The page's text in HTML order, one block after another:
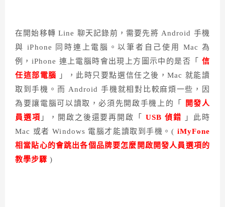
在開始移轉 Line 聊天記錄前，需要先將 Android 手機
與 iPhone 同時連上電腦。以筆者自己使用 Mac 為
例，iPhone 連上電腦時會出現上方圖示中的是否「 信
任這部電腦
」，此時只要點選信任之後，Mac 就能讀
取到手機。而 Android 手機就相對比較麻煩一些，因
為要讓電腦可以讀取，必須先開啟手機上的「
開發人
員選項 」，開啟之後還要再開啟「USB 偵錯
」此時
Mac 或者 Windows 電腦才能讀取到手機。( iMyFone
相當貼心的會跳出各個品牌要怎麼開啟開發人員選項的
教學步驟 )